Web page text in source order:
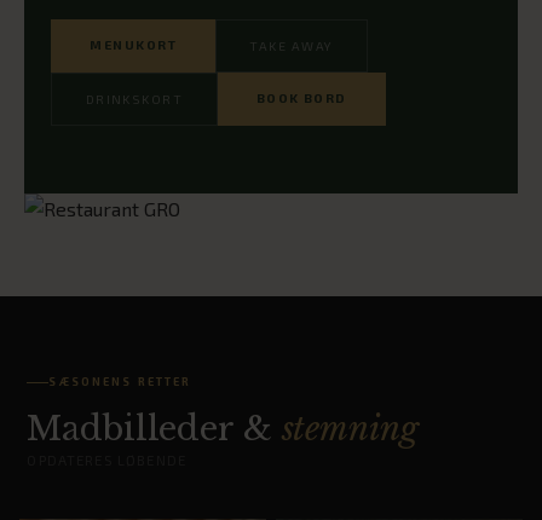
MENUKORT TAKE AWAY
DRINKSKORT BOOK BORD
SÆSONENS RETTER
Madbilleder & stemning